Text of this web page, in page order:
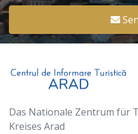
Das Nationale Zentrum für
Kreises Arad